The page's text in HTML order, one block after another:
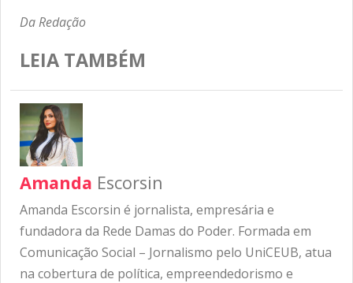
Da Redação
LEIA TAMBÉM
Amanda Escorsin
Amanda Escorsin é jornalista, empresária e
fundadora da Rede Damas do Poder. Formada em
Comunicação Social – Jornalismo pelo UniCEUB, atua
na cobertura de política, empreendedorismo e